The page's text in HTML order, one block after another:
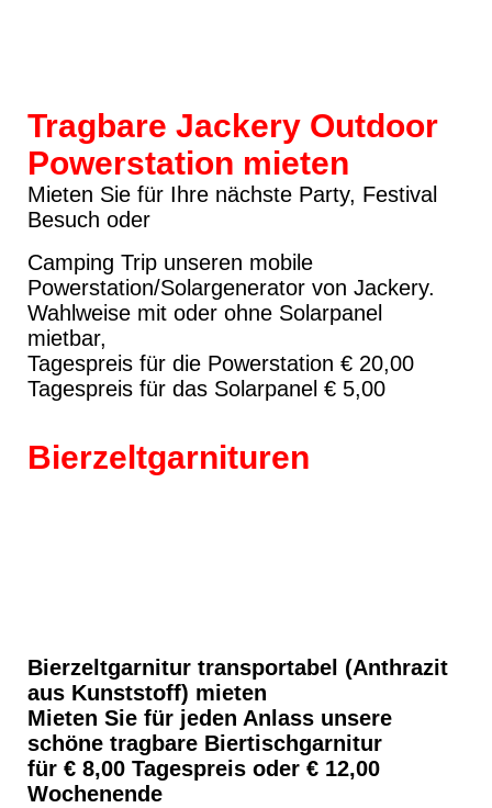
Tragbare Jackery Outdoor
Powerstation mieten
Mieten Sie für Ihre nächste Party, Festival
Besuch oder
Camping Trip unseren mobile
Powerstation/Solargenerator von Jackery.
Wahlweise mit oder ohne Solarpanel
mietbar,
Tagespreis für die Powerstation € 20,00
Tagespreis für das Solarpanel € 5,00
Bierzeltgarnituren
Bierzeltgarnitur transportabel (Anthrazit
aus Kunststoff) mieten
Mieten Sie für jeden Anlass unsere
schöne tragbare Biertischgarnitur
für € 8,00 Tagespreis oder € 12,00
Wochenende